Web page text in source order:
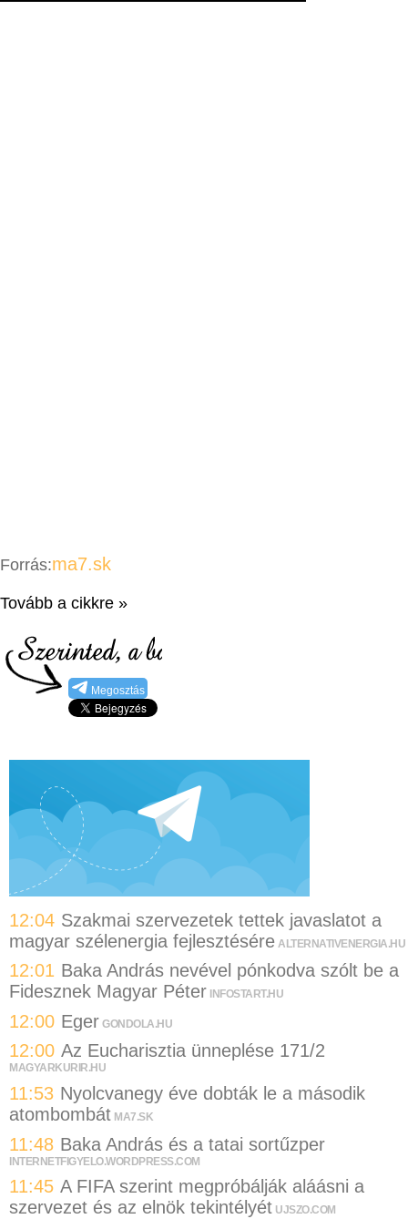
Forrás:ma7.sk
Tovább a cikkre »
Megosztás
12:04 Szakmai szervezetek tettek javaslatot a
magyar szélenergia fejlesztésére ALTERNATIVENERGIA.HU
12:01 Baka András nevével pónkodva szólt be a
Fidesznek Magyar Péter INFOSTART.HU
12:00 Eger GONDOLA.HU
12:00 Az Eucharisztia ünneplése 171/2
MAGYARKURIR.HU
11:53 Nyolcvanegy éve dobták le a második
atombombát MA7.SK
11:48 Baka András és a tatai sortűzper
INTERNETFIGYELO.WORDPRESS.COM
11:45 A FIFA szerint megpróbálják aláásni a
szervezet és az elnök tekintélyét UJSZO.COM